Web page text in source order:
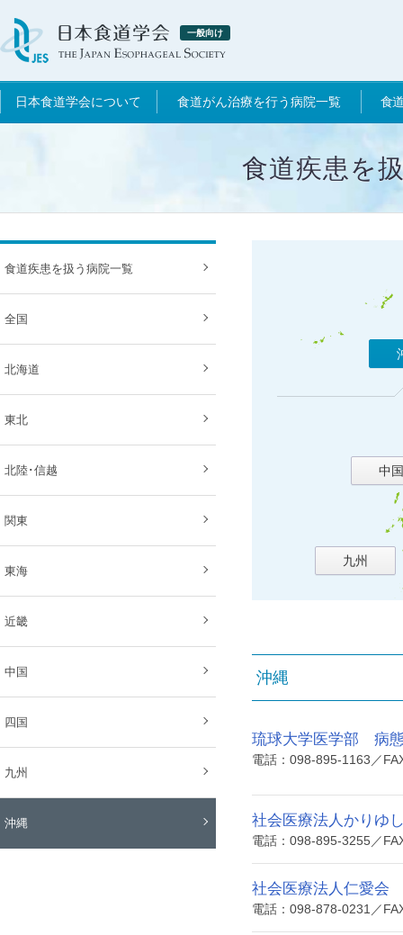
一般向け
日本食道学会について 食道がん治療を行う病院一覧 食
食道疾患を
中国
九州
沖縄
琉球大学医学部 病
電話：098-895-1163／
社会医療法人かりゆ
電話：098-895-3255／
社会医療法人仁愛会
電話：098-878-0231／
食道疾患を扱う病院一覧
全国
北海道
東北
北陸･信越
関東
東海
近畿
中国
四国
九州
沖縄